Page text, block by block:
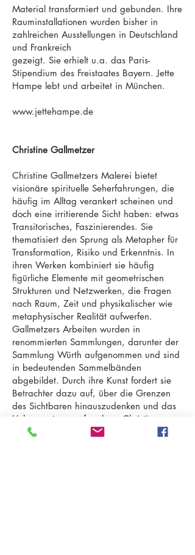
Material transformiert und gebunden. Ihre
Rauminstallationen wurden bisher in
zahlreichen Ausstellungen in Deutschland
und Frankreich
gezeigt. Sie erhielt u.a. das Paris-
Stipendium des Freistaates Bayern. Jette
Hampe lebt und arbeitet in München.
www.jettehampe.de
Christine Gallmetzer
Christine Gallmetzers Malerei bietet
visionäre spirituelle Seherfahrungen, die
häufig im Alltag verankert scheinen und
doch eine irritierende Sicht haben: etwas
Transitorisches, Faszinierendes. Sie
thematisiert den Sprung als Metapher für
Transformation, Risiko und Erkenntnis. In
ihren Werken kombiniert sie häufig
figürliche Elemente mit geometrischen
Strukturen und Netzwerken, die Fragen
nach Raum, Zeit und physikalischer wie
metaphysischer Realität aufwerfen.
Gallmetzers Arbeiten wurden in
renommierten Sammlungen, darunter der
Sammlung Würth aufgenommen und sind
in bedeutenden Sammelbänden
abgebildet. Durch ihre Kunst fordert sie
Betrachter dazu auf, über die Grenzen
des Sichtbaren hinauszudenken und das
Unbewusste zu erforschen. Christine
Gallmetzer lebt und arbeitet in Bozen und